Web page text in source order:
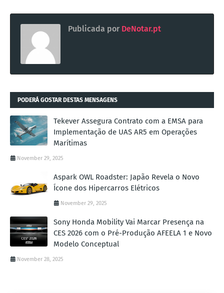
Publicada por DeNotar.pt
PODERÁ GOSTAR DESTAS MENSAGENS
Tekever Assegura Contrato com a EMSA para
Implementação de UAS AR5 em Operações
Marítimas
November 29, 2025
Aspark OWL Roadster: Japão Revela o Novo
Ícone dos Hipercarros Elétricos
November 29, 2025
Sony Honda Mobility Vai Marcar Presença na
CES 2026 com o Pré-Produção AFEELA 1 e Novo
Modelo Conceptual
November 28, 2025